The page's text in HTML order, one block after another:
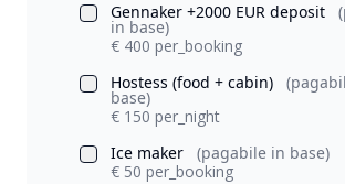
Gennaker +2000 EUR deposit
in base)
€ 400 per_booking
Hostess (food + cabin)
base)
€ 150 per_night
Ice maker
(pagabile in base)
€ 50 per_booking